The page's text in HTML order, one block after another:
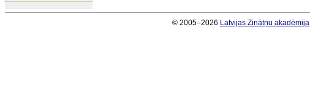
© 2005–2026 Latvijas Zinātņu akadēmija